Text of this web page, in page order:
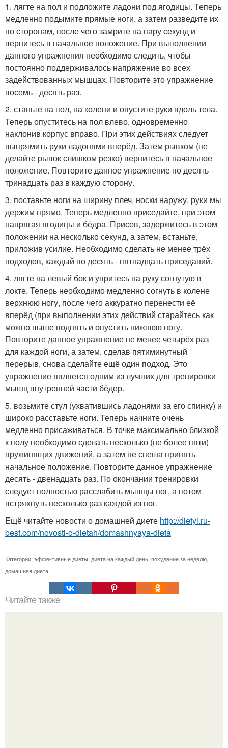
1. лягте на пол и подложите ладони под ягодицы. Теперь
медленно подымите прямые ноги, а затем разведите их
по сторонам, после чего замрите на пару секунд и
вернитесь в начальное положение. При выполнении
данного упражнения необходимо следить, чтобы
постоянно поддерживалось напряжение во всех
задействованных мышцах. Повторите это упражнение
восемь - десять раз.
2. станьте на пол, на колени и опустите руки вдоль тела.
Теперь опуститесь на пол влево, одновременно
наклонив корпус вправо. При этих действиях следует
выпрямить руки ладонями вперёд. Затем рывком (не
делайте рывок слишком резко) вернитесь в начальное
положение. Повторите данное упражнение по десять -
тринадцать раз в каждую сторону.
3. поставьте ноги на ширину плеч, носки наружу, руки мы
держим прямо. Теперь медленно приседайте, при этом
напрягая ягодицы и бёдра. Присев, задержитесь в этом
положении на несколько секунд, а затем, встаньте,
приложив усилие. Необходимо сделать не менее трёх
подходов, каждый по десять - пятнадцать приседаний.
4. лягте на левый бок и упритесь на руку согнутую в
локте. Теперь необходимо медленно согнуть в колене
верхнюю ногу, после чего аккуратно перенести её
вперёд (при выполнении этих действий старайтесь как
можно выше поднять и опустить нижнюю ногу.
Повторите данное упражнение не менее четырёх раз
для каждой ноги, а затем, сделав пятиминутный
перерыв, снова сделайте ещё один подход. Это
упражнение является одним из лучших для тренировки
мышц внутренней части бёдер.
5. возьмите стул (ухватившись ладонями за его спинку) и
широко расставьте ноги. Теперь начните очень
медленно присаживаться. В точке максимально близкой
к полу необходимо сделать несколько (не более пяти)
пружинящих движений, а затем не спеша принять
начальное положение. Повторите данное упражнение
десять - двенадцать раз. По окончании тренировки
следует полностью расслабить мышцы ног, а потом
встряхнуть несколько раз каждой из ног.
Ещё читайте новости о домашней диете http://dietyi.ru-
best.com/novosti-o-dietah/domashnyaya-dieta
Категории: эффективные диеты диета на каждый день похудение за неделю
домашняя диета
Читайте также